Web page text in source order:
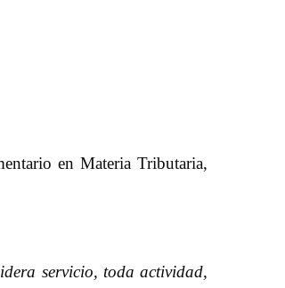
en Materia Tributaria,
servicio, toda actividad,